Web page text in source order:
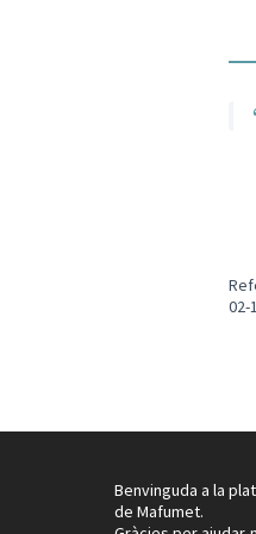
02-
Benvinguda a la
de Mafumet.